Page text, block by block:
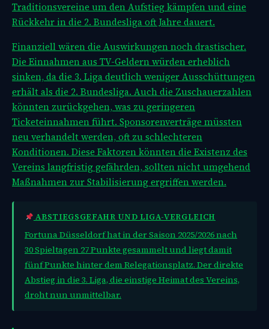
Traditionsvereine um den Aufstieg kämpfen und eine
Rückkehr in die 2. Bundesliga oft Jahre dauert.
Finanziell wären die Auswirkungen noch drastischer.
Die Einnahmen aus TV-Geldern würden erheblich
sinken, da die 3. Liga deutlich weniger Ausschüttungen
erhält als die 2. Bundesliga. Auch die Zuschauerzahlen
könnten zurückgehen, was zu geringeren
Ticketeinnahmen führt. Sponsorenverträge müssten
neu verhandelt werden, oft zu schlechteren
Konditionen. Diese Faktoren könnten die Existenz des
Vereins langfristig gefährden, sollten nicht umgehend
Maßnahmen zur Stabilisierung ergriffen werden.
ABSTIEGSGEFAHR UND LIGA-VERGLEICH
Fortuna Düsseldorf hat in der Saison 2025/2026 nach
30 Spieltagen 27 Punkte gesammelt und liegt damit
fünf Punkte hinter dem Relegationsplatz. Der direkte
Abstieg in die 3. Liga, die einstige Heimat des Vereins,
droht nun unmittelbar.